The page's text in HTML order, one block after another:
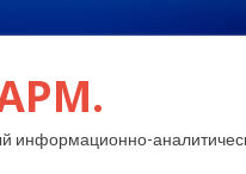
информационно-